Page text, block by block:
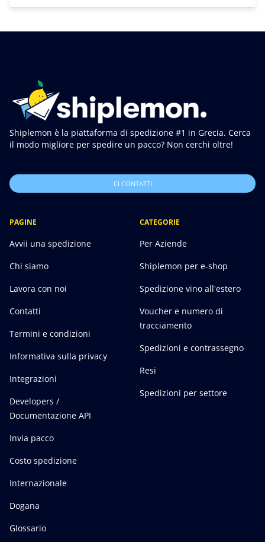
Shiplemon è la piattaforma di spedizione #1 in Grecia. Cerca
il modo migliore per spedire un pacco? Non cerchi oltre!
CI CONTATTI
PAGINE
Avvii una spedizione
Chi siamo
Lavora con noi
Contatti
Termini e condizioni
Informativa sulla privacy
Integrazioni
Developers /
Documentazione API
Invia pacco
Costo spedizione
Internazionale
Dogana
Glossario
CATEGORIE
Per Aziende
Shiplemon per e-shop
Spedizione vino all'estero
Voucher e numero di
tracciamento
Spedizioni e contrassegno
Resi
Spedizioni per settore